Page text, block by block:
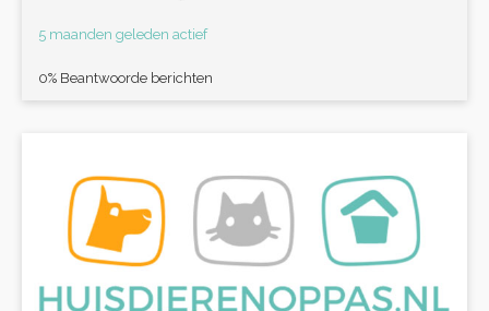
5 maanden geleden actief
0% Beantwoorde berichten